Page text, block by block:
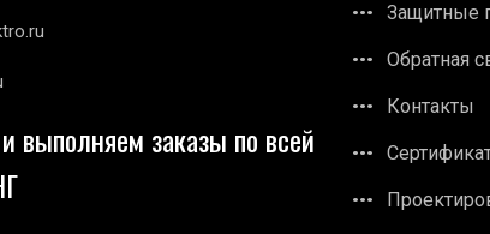
выполняем заказы по всей
Защитные
Обратная
Контакты